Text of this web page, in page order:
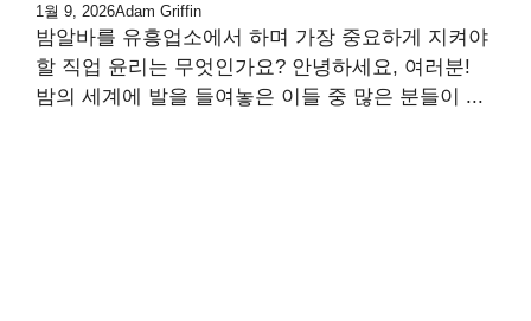
1월 9, 2026Adam Griffin
밤알바를 유흥업소에서 하며 가장 중요하게 지켜야
할 직업 윤리는 무엇인가요? 안녕하세요, 여러분!
밤의 세계에 발을 들여놓은 이들 중 많은 분들이 ...